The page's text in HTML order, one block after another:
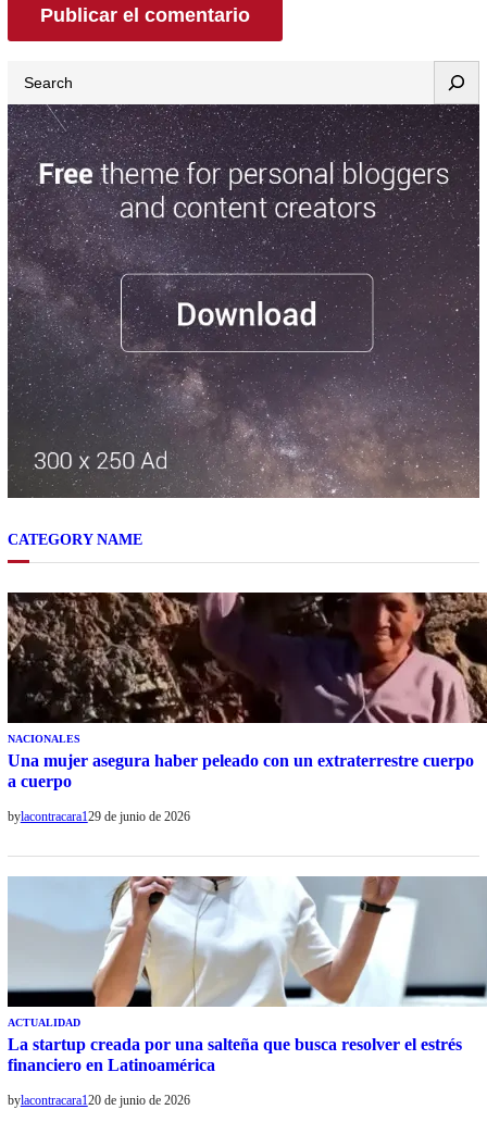
CATEGORY NAME
NACIONALES
Una mujer asegura haber peleado con un extraterrestre cuerpo
a cuerpo
bylacontracara129 de junio de 2026
ACTUALIDAD
La startup creada por una salteña que busca resolver el estrés
financiero en Latinoamérica
bylacontracara120 de junio de 2026